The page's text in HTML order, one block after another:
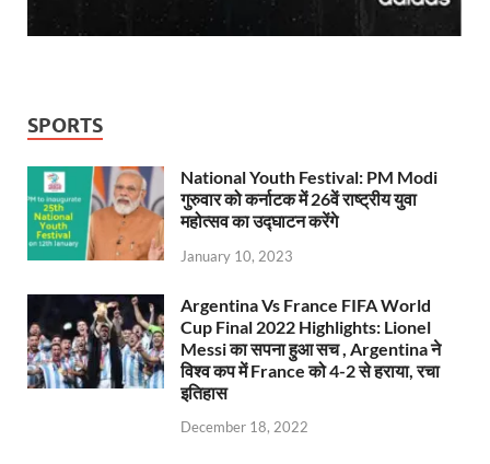
SPORTS
National Youth Festival: PM Modi
गुरुवार को कर्नाटक में 26वें राष्ट्रीय युवा
महोत्सव का उद्घाटन करेंगे
January 10, 2023
Argentina Vs France FIFA World
Cup Final 2022 Highlights: Lionel
Messi का सपना हुआ सच , Argentina ने
विश्व कप में France को 4-2 से हराया, रचा
इतिहास
December 18, 2022